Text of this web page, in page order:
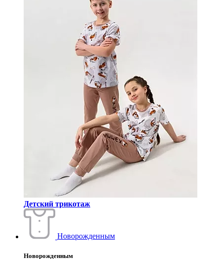
Детский трикотаж
Новорожденным
Новорожденным